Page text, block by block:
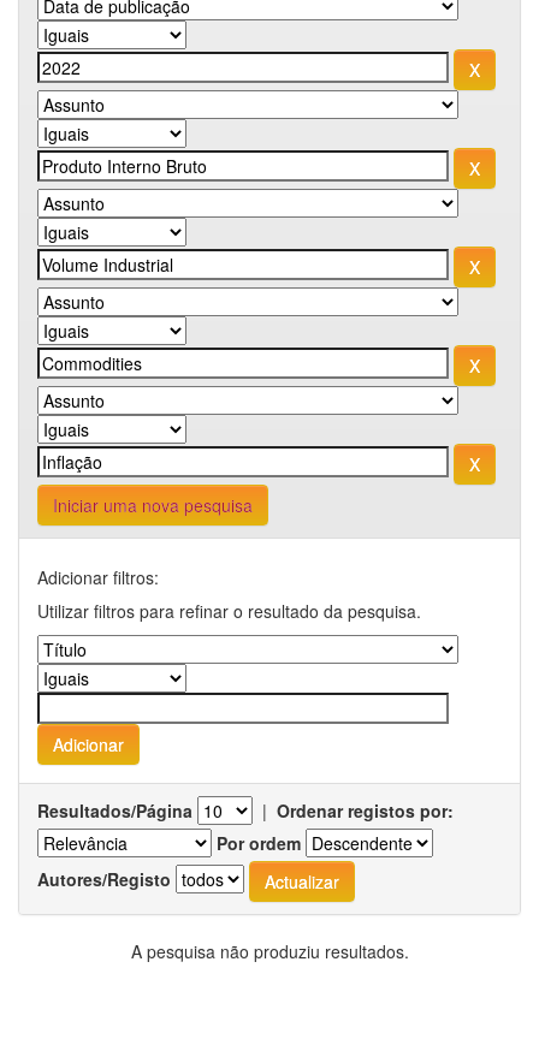
Iniciar uma nova pesquisa
Adicionar filtros:
Utilizar filtros para refinar o resultado da pesquisa.
Resultados/Página | Ordenar registos por:
Por ordem
Autores/Registo
A pesquisa não produziu resultados.